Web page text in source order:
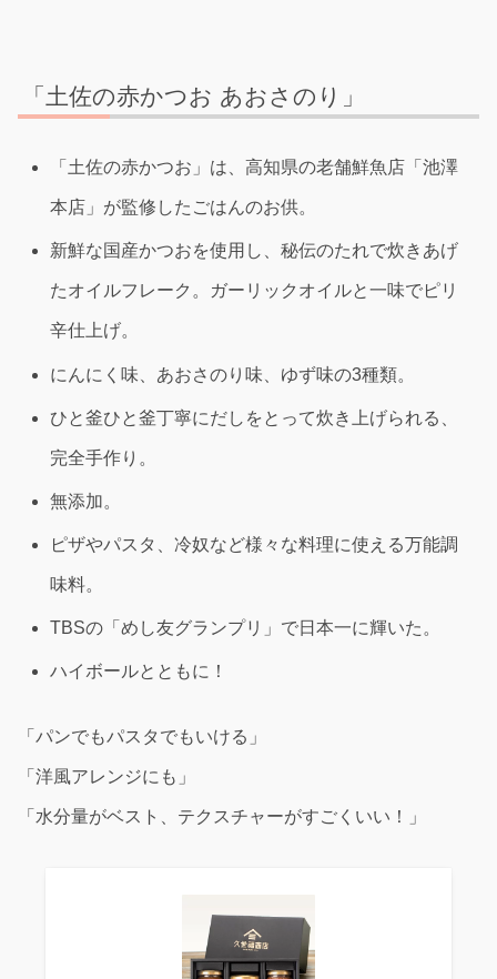
「土佐の赤かつお あおさのり」
「土佐の赤かつお」は、高知県の老舗鮮魚店「池澤
本店」が監修したごはんのお供。
新鮮な国産かつおを使用し、秘伝のたれで炊きあげ
たオイルフレーク。ガーリックオイルと一味でピリ
辛仕上げ。
にんにく味、あおさのり味、ゆず味の3種類。
ひと釜ひと釜丁寧にだしをとって炊き上げられる、
完全手作り。
無添加。
ピザやパスタ、冷奴など様々な料理に使える万能調
味料。
TBSの「めし友グランプリ」で日本一に輝いた。
ハイボールとともに！
「パンでもパスタでもいける」
「洋風アレンジにも」
「水分量がベスト、テクスチャーがすごくいい！」